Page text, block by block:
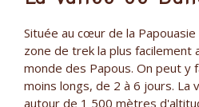
Située au cœur de la
zone de trek la plus facilement
monde des Papous. On peut y
moins longs, de 2 à 6 jours. La
autour de 1 500 mètres